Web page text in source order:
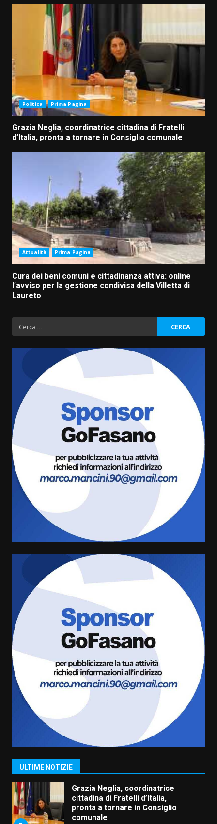
Politica Prima Pagina
Grazia Neglia, coordinatrice cittadina di Fratelli
d’Italia, pronta a tornare in Consiglio comunale
Attualità Prima Pagina
Cura dei beni comuni e cittadinanza attiva: online
l’avviso per la gestione condivisa della Villetta di
Laureto
Ricerca
per:
ULTIME NOTIZIE
Cura dei beni comuni e
cittadinanza attiva: online
l’avviso per la gestione
condivisa della Villetta di
Laureto
6 Agosto 2026 06:20
La magia del Minareto e la prima
assoluta de “L’Albergo
Belvedere. Il rapimento”
Serie D, l’Us Fasano è escluso
dal campionato
5 Agosto 2026 17:30
Truffatori in azione nelle
frazioni fasanesi
5 Agosto 2026 11:03
Residenti di Savelletri scrivono
al Prefetto: “Noi cittadini di
serie B”
5 Agosto 2026 06:15
1
Carta d’identità: continua il piano
di aperture straordinarie del
Grazia Neglia, coordinatrice
cittadina di Fratelli d’Italia,
pronta a tornare in Consiglio
comunale